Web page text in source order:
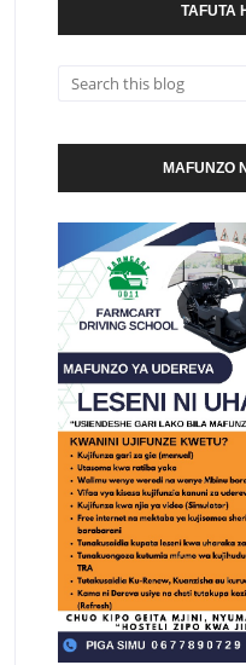
TAFUTA
MAFUNZO